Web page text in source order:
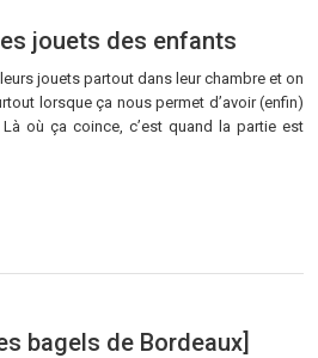
jouets des enfants
jouets partout dans leur chambre et on
lorsque ça nous permet d’avoir (enfin)
où ça coince, c’est quand la partie est
bagels de Bordeaux]